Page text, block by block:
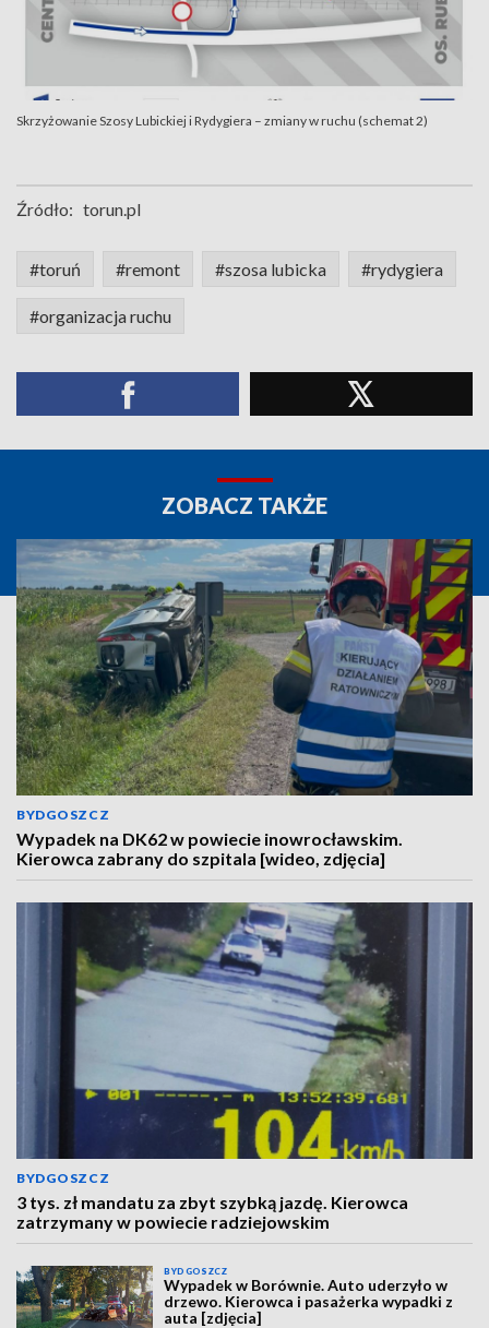
Skrzyżowanie Szosy Lubickiej i Rydygiera – zmiany w ruchu (schemat 2)
Źródło: torun.pl
#toruń #remont #szosa lubicka #rydygiera
#organizacja ruchu
ZOBACZ TAKŻE
BYDGOSZCZ
Wypadek na DK62 w powiecie inowrocławskim.
Kierowca zabrany do szpitala [wideo, zdjęcia]
BYDGOSZCZ
3 tys. zł mandatu za zbyt szybką jazdę. Kierowca
zatrzymany w powiecie radziejowskim
BYDGOSZCZ
Wypadek w Borównie. Auto uderzyło w
drzewo. Kierowca i pasażerka wypadki z
auta [zdjęcia]